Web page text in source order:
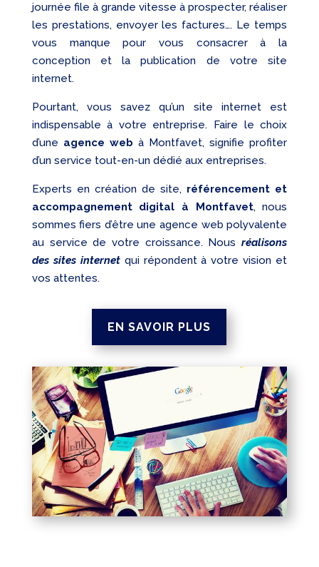
journée file à grande vitesse à prospecter, réaliser
les prestations, envoyer les factures…. Le temps
vous manque pour vous consacrer à la
conception et la publication de votre site
internet.
Pourtant, vous savez qu’un site internet est
indispensable à votre entreprise. Faire le choix
d’une agence web à Montfavet, signifie profiter
d’un service tout-en-un dédié aux entreprises.
Experts en création de site, référencement et
accompagnement digital à Montfavet, nous
sommes fiers d’être une agence web polyvalente
au service de votre croissance. Nousréalisons
des sites internetqui répondent à votre vision et
vos attentes.
EN SAVOIR PLUS